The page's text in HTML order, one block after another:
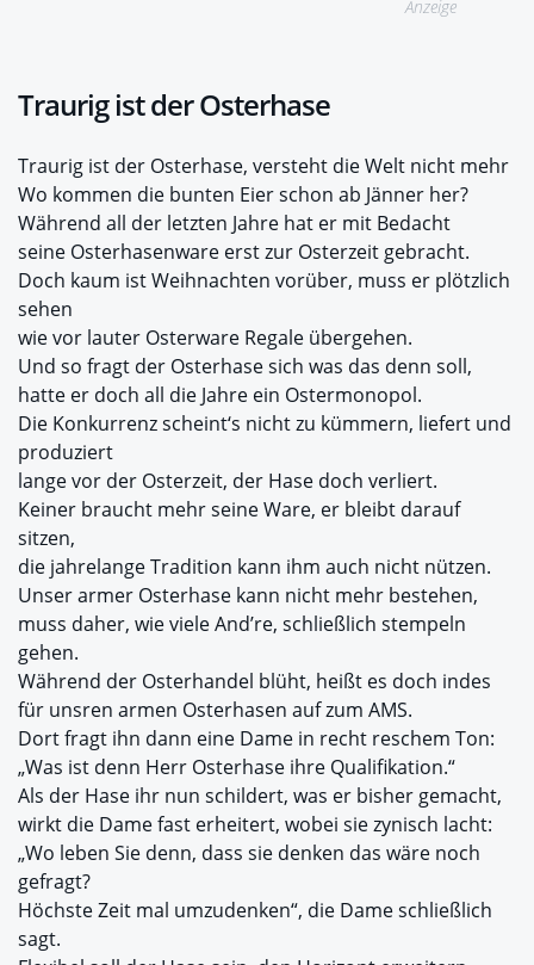
Anzeige
Traurig ist der Osterhase
Traurig ist der Osterhase, versteht die Welt nicht mehr
Wo kommen die bunten Eier schon ab Jänner her?
Während all der letzten Jahre hat er mit Bedacht
seine Osterhasenware erst zur Osterzeit gebracht.
Doch kaum ist Weihnachten vorüber, muss er plötzlich
sehen
wie vor lauter Osterware Regale übergehen.
Und so fragt der Osterhase sich was das denn soll,
hatte er doch all die Jahre ein Ostermonopol.
Die Konkurrenz scheint‘s nicht zu kümmern, liefert und
produziert
lange vor der Osterzeit, der Hase doch verliert.
Keiner braucht mehr seine Ware, er bleibt darauf
sitzen,
die jahrelange Tradition kann ihm auch nicht nützen.
Unser armer Osterhase kann nicht mehr bestehen,
muss daher, wie viele And’re, schließlich stempeln
gehen.
Während der Osterhandel blüht, heißt es doch indes
für unsren armen Osterhasen auf zum AMS.
Dort fragt ihn dann eine Dame in recht reschem Ton:
„Was ist denn Herr Osterhase ihre Qualifikation.“
Als der Hase ihr nun schildert, was er bisher gemacht,
wirkt die Dame fast erheitert, wobei sie zynisch lacht:
„Wo leben Sie denn, dass sie denken das wäre noch
gefragt?
Höchste Zeit mal umzudenken“, die Dame schließlich
sagt.